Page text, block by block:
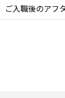
ご入職後のアフ